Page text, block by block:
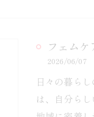
フェム
2026/06/07
日々の暮ら
は、自分ら